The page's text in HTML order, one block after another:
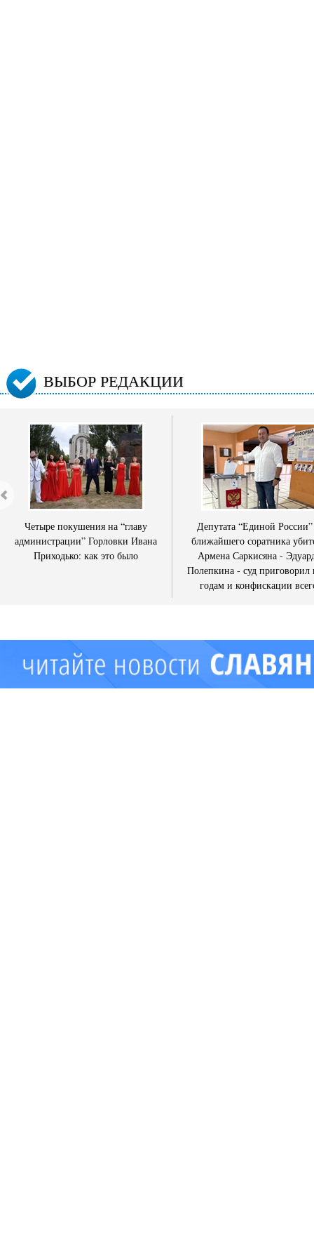
ВЫБОР РЕДАКЦИИ
Четыре покушения на “главу
администрации” Горловки Ивана
Приходько: как это было
Депутата “Единой
ближайшего соратника
Армена Саркисяна -
Полепкина - суд приговорил
годам и конфискации